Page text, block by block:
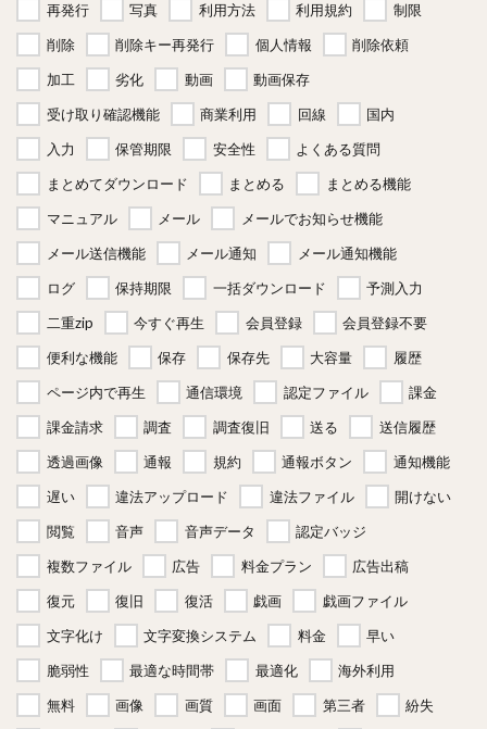
再発行
写真 利用方法 利用規約
制限
削除
削除キー再発行 個人情報
削除依頼
加工
劣化 動画
動画保存
受け取り確認機能
商業利用 回線
国内
入力
保管期限 安全性
よくある質問
まとめてダウンロード
まとめる
まとめる機能
マニュアル
メール
メールでお知らせ機能
メール送信機能
メール通知
メール通知機能
ログ
保持期限 一括ダウンロード
予測入力
二重zip
今すぐ再生 会員登録
会員登録不要
便利な機能
保存 保存先 大容量
履歴
ページ内で再生
通信環境 認定ファイル
課金
課金請求
調査 調査復旧 送る
送信履歴
透過画像
通報 規約 通報ボタン
通知機能
遅い
違法アップロード 違法ファイル
開けない
閲覧
音声 音声データ
認定バッジ
複数ファイル
広告 料金プラン
広告出稿
復元
復旧 復活 戯画
戯画ファイル
文字化け
文字変換システム 料金
早い
脆弱性
最適な時間帯 最適化
海外利用
無料
画像 画質 画面 第三者 紛失